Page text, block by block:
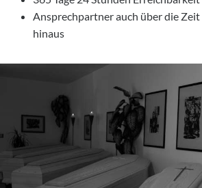
Ansprechpartner auch über die
hinaus